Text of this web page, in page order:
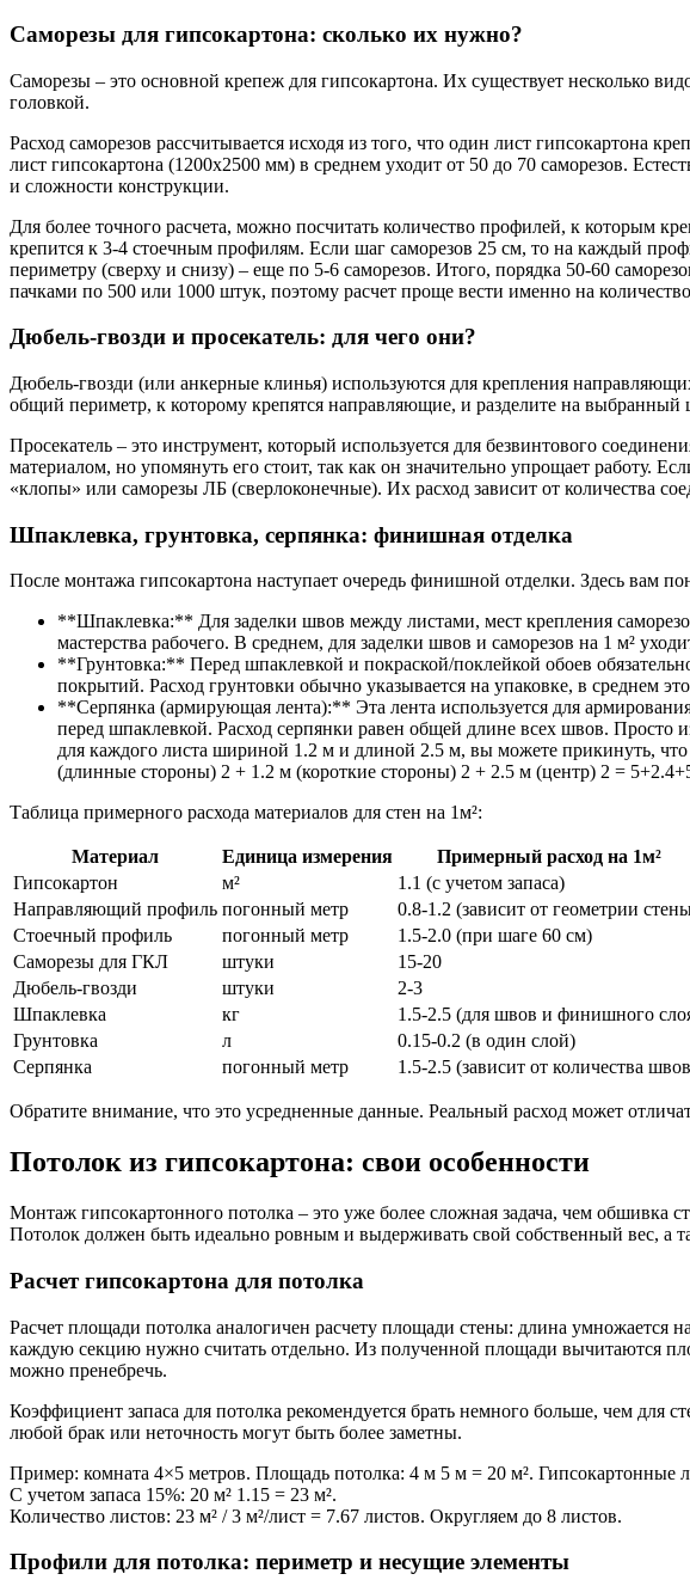
Саморезы для гипсокартона: сколько их нужно?
Саморезы – это основной крепеж для гипсокартона. Их существует несколько
головкой.
Расход саморезов рассчитывается исходя из того, что один лист гипсокартона
лист гипсокартона (1200х2500 мм) в среднем уходит от 50 до 70 саморезов.
и сложности конструкции.
Для более точного расчета, можно посчитать количество профилей, к которым
крепится к 3-4 стоечным профилям. Если шаг саморезов 25 см, то на каждый
периметру (сверху и снизу) – еще по 5-6 саморезов. Итого, порядка 50-60
пачками по 500 или 1000 штук, поэтому расчет проще вести именно на
Дюбель-гвозди и просекатель: для чего они?
Дюбель-гвозди (или анкерные клинья) используются для крепления
общий периметр, к которому крепятся направляющие, и разделите на выбранный
Просекатель – это инструмент, который используется для безвинтового
материалом, но упомянуть его стоит, так как он значительно упрощает работу.
«клопы» или саморезы ЛБ (сверлоконечные). Их расход зависит от количества
Шпаклевка, грунтовка, серпянка: финишная отделка
После монтажа гипсокартона наступает очередь финишной отделки. Здесь вам
**Шпаклевка:** Для заделки швов между листами, мест крепления
мастерства рабочего. В среднем, для заделки швов и саморезов на 1 м²
**Грунтовка:** Перед шпаклевкой и покраской/поклейкой обоев
покрытий. Расход грунтовки обычно указывается на упаковке, в среднем
**Серпянка (армирующая лента):** Эта лента используется для
перед шпаклевкой. Расход серпянки равен общей длине всех швов. Просто
для каждого листа шириной 1.2 м и длиной 2.5 м, вы можете прикинуть,
(длинные стороны) 2 + 1.2 м (короткие стороны) 2 + 2.5 м (центр) 2 =
Таблица примерного расхода материалов для стен на 1м²:
Материал Единица измерения
Примерный расход на 1м²
Гипсокартон
м²
1.1 (с учетом запаса)
Направляющий профиль погонный метр
0.8-1.2 (зависит от геометрии
Стоечный профиль
погонный метр
1.5-2.0 (при шаге 60 см)
Саморезы для ГКЛ
штуки
15-20
Дюбель-гвозди
штуки
2-3
Шпаклевка
кг
1.5-2.5 (для швов и финишного
Грунтовка
л
0.15-0.2 (в один слой)
Серпянка
погонный метр 1.5-2.5 (зависит от количества
Обратите внимание, что это усредненные данные. Реальный расход может
Потолок из гипсокартона: свои особенности
Монтаж гипсокартонного потолка – это уже более сложная задача, чем обшивка
Потолок должен быть идеально ровным и выдерживать свой собственный вес, а
Расчет гипсокартона для потолка
Расчет площади потолка аналогичен расчету площади стены: длина
каждую секцию нужно считать отдельно. Из полученной площади вычитаются
можно пренебречь.
Коэффициент запаса для потолка рекомендуется брать немного больше, чем для
любой брак или неточность могут быть более заметны.
Пример: комната 4×5 метров. Площадь потолка: 4 м 5 м = 20 м². Гипсокартонные
С учетом запаса 15%: 20 м² 1.15 = 23 м².
Количество листов: 23 м² / 3 м²/лист = 7.67 листов. Округляем до 8 листов.
Профили для потолка: периметр и несущие элементы